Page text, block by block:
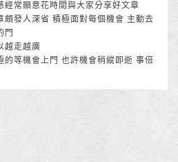
經常願意花時間與大家分享好文章
頗發人深省 積極面對每個機會 主動去
門
越走越廣
的等機會上門 也許機會稍縱即逝 事倍